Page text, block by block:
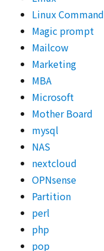
Linux Command
Magic prompt
Mailcow
Marketing
MBA
Microsoft
Mother Board
mysql
NAS
nextcloud
OPNsense
Partition
perl
php
pop